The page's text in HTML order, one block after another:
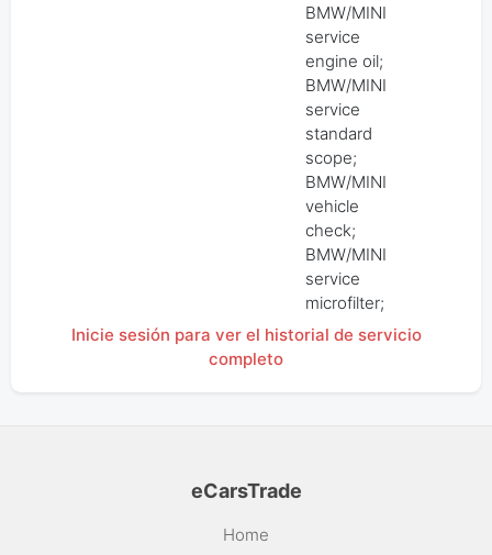
BMW/MINI
service
engine oil;
BMW/MINI
service
standard
scope;
BMW/MINI
vehicle
check;
BMW/MINI
service
microfilter;
Inicie sesión para ver el historial de servicio
completo
eCarsTrade
Home